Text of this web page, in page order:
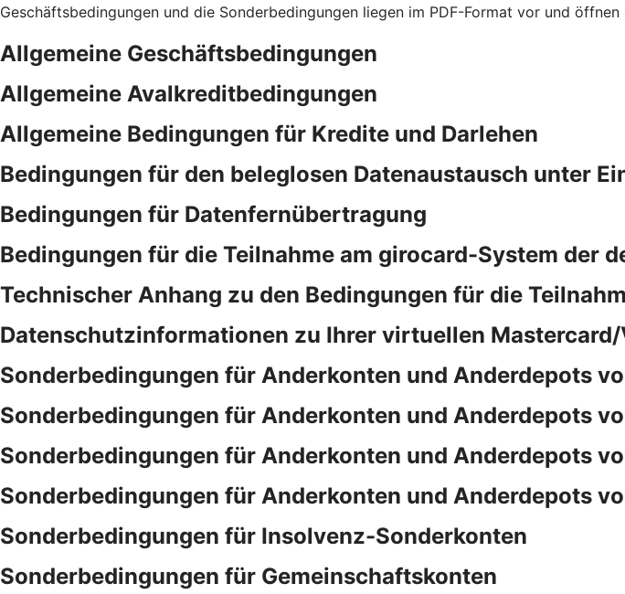
Geschäftsbedingungen und die Sonderbedingungen liegen im PDF-Format vor und
Allgemeine Geschäftsbedingungen
Allgemeine Avalkreditbedingungen
Allgemeine Bedingungen für Kredite und Darlehen
Bedingungen für den beleglosen Datenaustausch unter
Bedingungen für Datenfernübertragung
Bedingungen für die Teilnahme am girocard-System der
Technischer Anhang zu den Bedingungen für die
Datenschutzinformationen zu Ihrer virtuellen
Sonderbedingungen für Anderkonten und Anderdepots
Sonderbedingungen für Anderkonten und Anderdepots
Sonderbedingungen für Anderkonten und Anderdepots
Sonderbedingungen für Anderkonten und Anderdepots
Sonderbedingungen für Insolvenz-Sonderkonten
Sonderbedingungen für Gemeinschaftskonten